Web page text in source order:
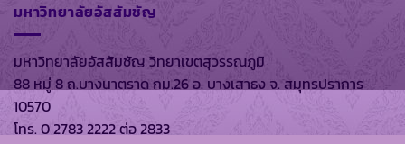
มหาวิทยาลัยอัสสัมชัญ
มหาวิทยาลัยอัสสัมชัญ วิทยาเขตสุวรรณภูมิ
88 หมู่ 8 ถ.บางนาตราด กม.26 อ. บางเสาธง จ. สมุทรปราการ
10570
โทร. 0 2783 2222 ต่อ 2833